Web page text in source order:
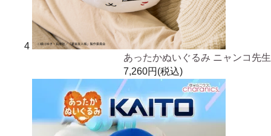
4
あったかぬいぐるみ ニャンコ先生
7,260円(税込)